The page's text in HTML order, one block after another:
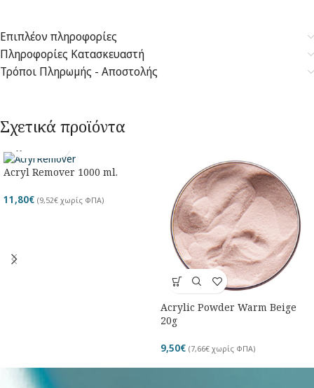
Επιπλέον πληροφορίες
Πληροφορίες Κατασκευαστή
Τρόποι Πληρωμής - Αποστολής
Σχετικά προϊόντα
Acryl Remover 1000 ml.
11,80€ (9,52€ χωρίς ΦΠΑ)
Acrylic Powder Warm Beige
20g
9,50€ (7,66€ χωρίς ΦΠΑ)